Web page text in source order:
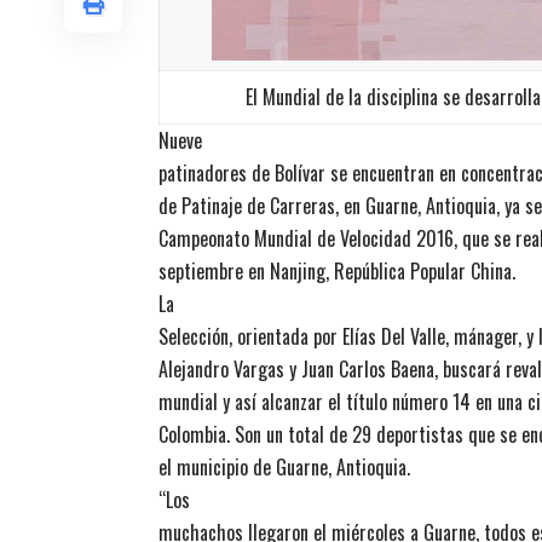
El Mundial de la disciplina se
Nueve
patinadores de Bolívar se encuentran en
de Patinaje de Carreras, en Guarne, Antioquia, ya
Campeonato Mundial de Velocidad 2016, que se
septiembre en Nanjing, República Popular China.
La
Selección, orientada por Elías Del Valle, mánager,
Alejandro Vargas y Juan Carlos Baena, buscará
mundial y así alcanzar el título número 14 en una
Colombia. Son un total de 29 deportistas que se
el municipio de Guarne, Antioquia.
“Los
muchachos llegaron el miércoles a Guarne, todos